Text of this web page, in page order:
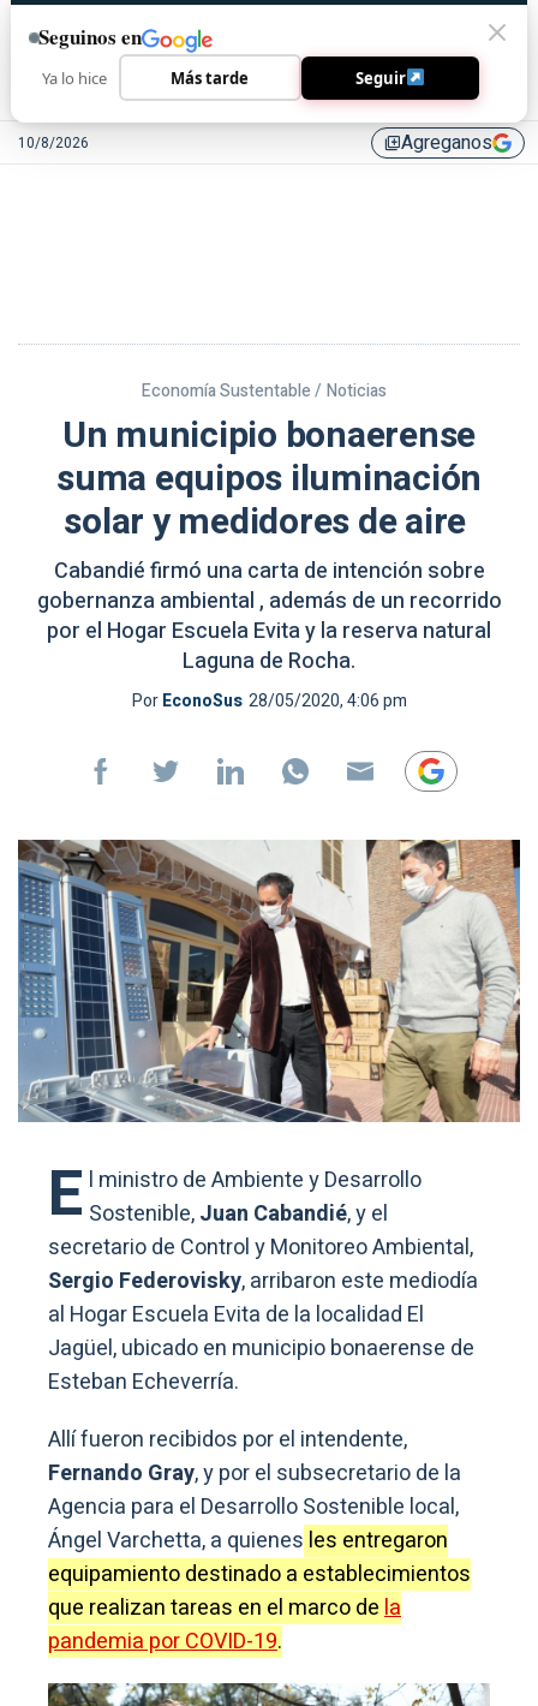
10/8/2026 library_addAgreganos
Economía Sustentable / Noticias
Un municipio bonaerense
suma equipos iluminación
solar y medidores de aire
Cabandié firmó una carta de intención sobre
gobernanza ambiental , además de un recorrido
por el Hogar Escuela Evita y la reserva natural
Laguna de Rocha.
PorEconoSus 28/05/2020, 4:06 pm
E l ministro de Ambiente y Desarrollo
Sostenible,Juan Cabandié, y el
secretario de Control y Monitoreo Ambiental,
Sergio Federovisky, arribaron este mediodía
al Hogar Escuela Evita de la localidad El
Jagüel, ubicado en municipio bonaerense de
Esteban Echeverría.
Allí fueron recibidos por el intendente,
Fernando Gray, y por el subsecretario de la
Agencia para el Desarrollo Sostenible local,
Ángel Varchetta, a quienes les entregaron
equipamiento destinado a establecimientos
que realizan tareas en el marco dela
pandemia por COVID-19.
Seguinos en
Ya lo hice Más tarde Seguir